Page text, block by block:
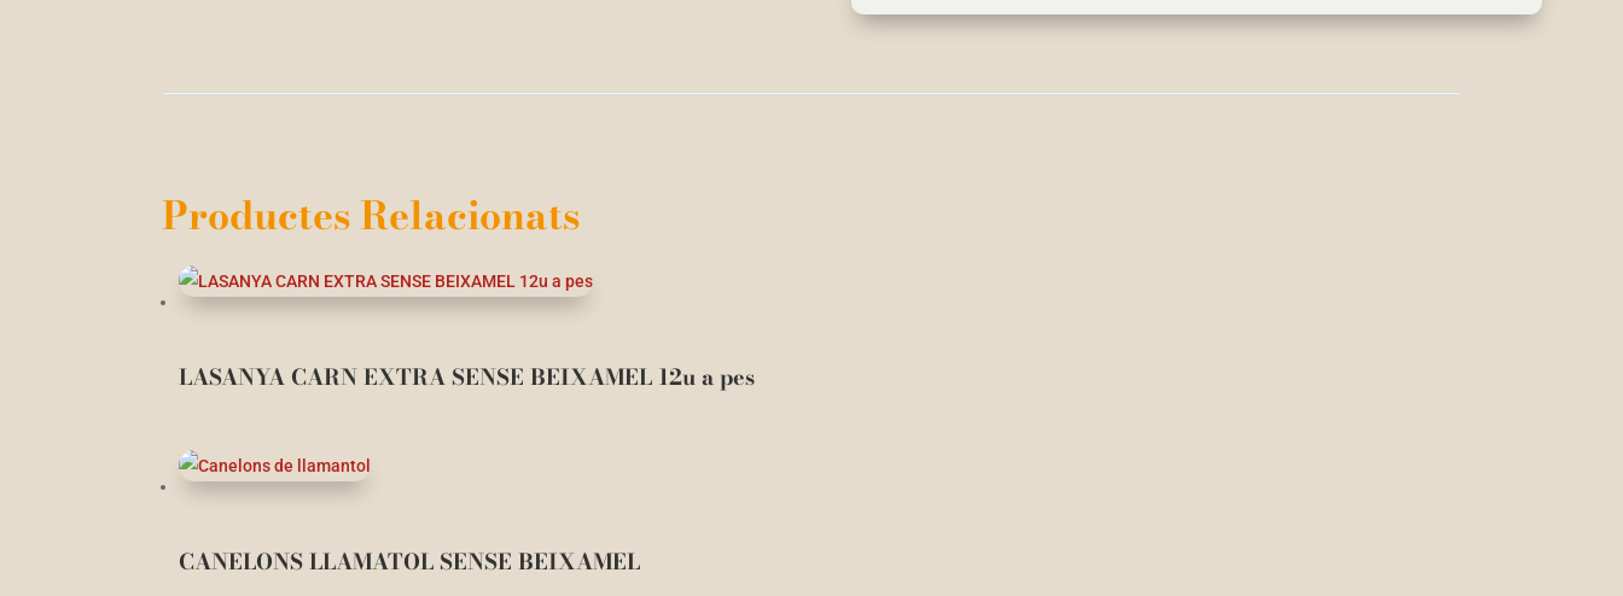
Productes Relacionats
LASANYA CARN EXTRA SENSE BEIXAMEL 12u a pes
CANELONS LLAMATOL SENSE BEIXAMEL